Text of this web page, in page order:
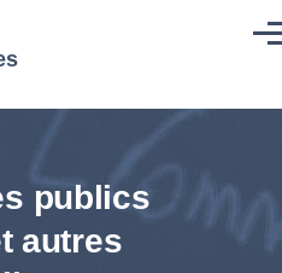
publics
autres